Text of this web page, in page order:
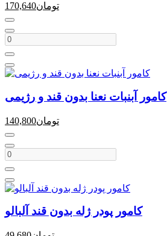
170,640تومان
کامور آبنبات نعنا بدون قند و رژیمی
140,800تومان
کامور پودر ژله بدون قند آلبالو